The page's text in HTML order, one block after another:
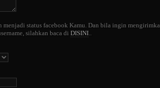
menjadi status facebook Kamu. Dan bila ingin
silahkan baca di DISINI..